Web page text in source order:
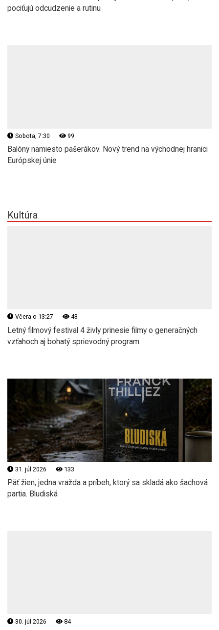
pociťujú odcudzenie a rutinu
Sobota, 7:30 99
Balóny namiesto pašerákov. Nový trend na východnej hranici
Európskej únie
Kultúra
Včera o 13:27 43
Letný filmový festival 4 živly prinesie filmy o generačných
vzťahoch aj bohatý sprievodný program
31. júl 2026 133
Päť žien, jedna vražda a príbeh, ktorý sa skladá ako šachová
partia. Bludiská
30. júl 2026 84